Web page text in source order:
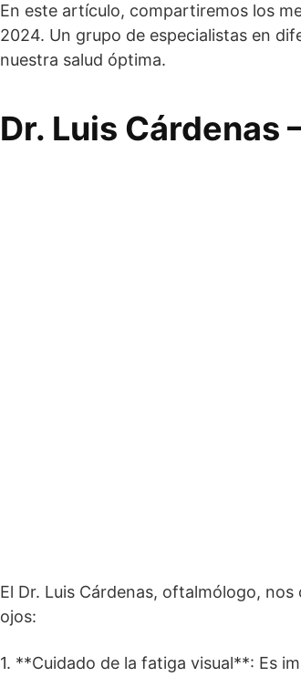
En este artículo, compartiremos los
2024. Un grupo de especialistas en
nuestra salud óptima.
Dr. Luis Cárdenas
El Dr. Luis Cárdenas, oftalmólogo,
ojos:
1. **Cuidado de la fatiga visual**: Es